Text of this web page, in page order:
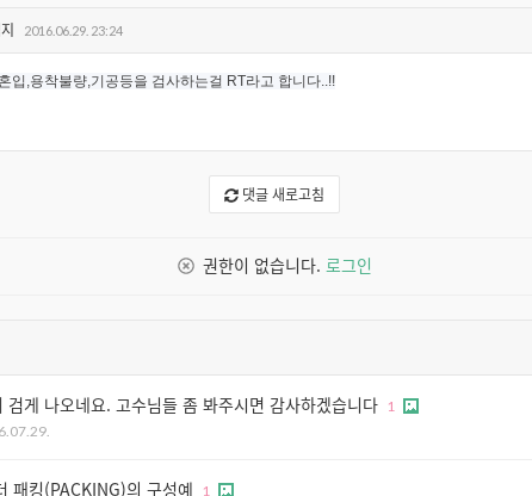
2016.06.29. 23:24
입,용착불량,기공등을 검사하는걸 RT라고 합니다..!!
댓글 새로고침
권한이 없습니다. 로그인
검게 나오네요. 고수님들 좀 봐주시면 감사하겠습니다 1
패킹(PACKING)의 구성예 1